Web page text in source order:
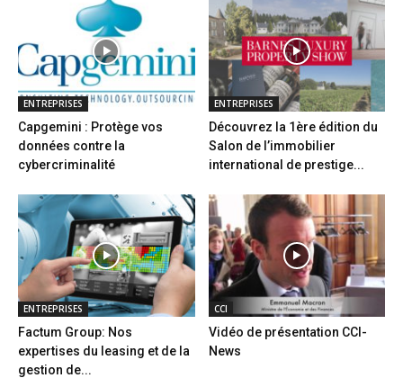
ENTREPRISES
Capgemini : Protège vos
données contre la
cybercriminalité
ENTREPRISES
Découvrez la 1ère édition du
Salon de l’immobilier
international de prestige...
ENTREPRISES
Factum Group: Nos
expertises du leasing et de la
gestion de...
CCI
Vidéo de présentation CCI-
News